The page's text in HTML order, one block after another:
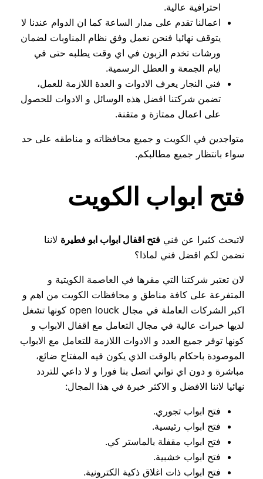
احترافية عالية.
اعمالنا تقدم على مدار الساعة كما ان الدوام عندنا لا
يتوقف نهائيا فنحن نعمل وفق نظام المناوبات لضمان
ورشات تخدم الزبون في اي وقت يطلبه حتى في
ايام الجمعة و العطل الرسمية.
فني النجار يعرف الادوات و العدة اللازمة للعمل،
تضمن شركتنا افضل هذه الوسائل و الادوات للحصول
على اعمال ممتازة و متقنة.
متواجدين في الكويت و جميع محافظاته و مناطقه على حد
سواء بانتظار جميع مطالبكم.
فتح ابواب الكويت
لاتبحث كثيرا عن فني فتح اقفال ابواب ابو فطيرة لاننا
نضمن لكم اقضل فني لماذا؟
لان تعتبر شركتنا التي مقرها في العاصمة الكويتية و
المتفرعة على كافة مناطق و محافظات الكويت من اهم و
اكبر الشركات العاملة في مجال open louck كونها تشغل
لديها خبرات عالية في مجال التعامل مع اقفال الابواب و
كونها توفر جميع العدد و الادوات اللازمة للتعامل مع الابواب
الموصودة باحكام بالوقت الذي يكون فيه المفتاح ضائع،
مباشرة و دون اي تواني اتصل بنا فورا و لا داعي للتردد
نهائيا لاننا الافضل و الاكثر خبرة في هذا المجال:
فتح ابواب تجوري.
فتح ابواب رئيسية.
فتح ابواب مقفلة بالماستر كي.
فتح ابواب خشبية.
فتح ابواب ذات اغلاق ذكية الكترونية.